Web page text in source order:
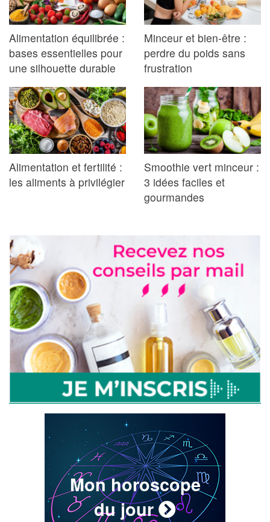
Alimentation équilibrée :
bases essentielles pour
une silhouette durable
Minceur et bien-être :
perdre du poids sans
frustration
Alimentation et fertilité :
les aliments à privilégier
Smoothie vert minceur :
3 idées faciles et
gourmandes
Mon horoscope
du jour